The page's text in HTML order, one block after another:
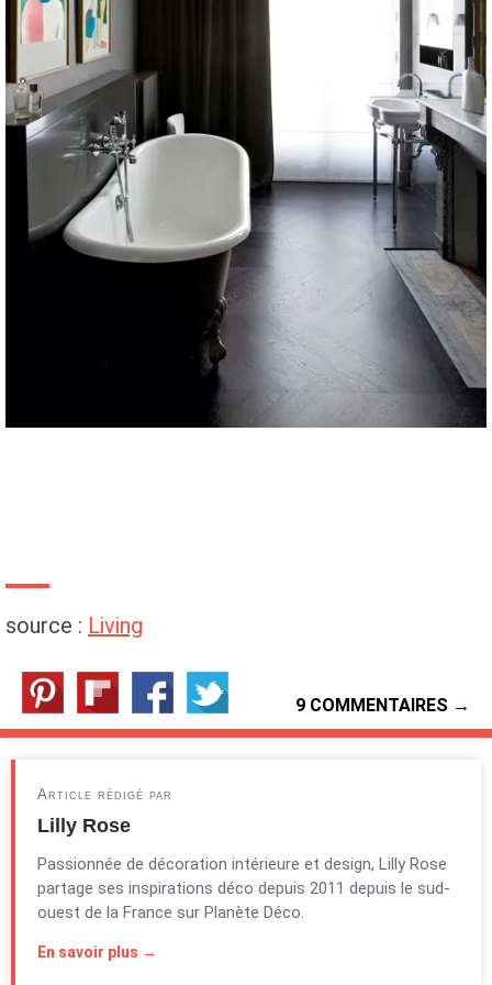
source : Living
9 COMMENTAIRES →
Article rédigé par
Lilly Rose
Passionnée de décoration intérieure et design, Lilly Rose
partage ses inspirations déco depuis 2011 depuis le sud-
ouest de la France sur Planète Déco.
En savoir plus →